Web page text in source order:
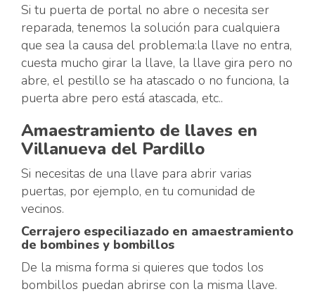
Si tu puerta de portal no abre o necesita ser
reparada, tenemos la solución para cualquiera
que sea la causa del problema:la llave no entra,
cuesta mucho girar la llave, la llave gira pero no
abre, el pestillo se ha atascado o no funciona, la
puerta abre pero está atascada, etc..
Amaestramiento de llaves en
Villanueva del Pardillo
Si necesitas de una llave para abrir varias
puertas, por ejemplo, en tu comunidad de
vecinos.
Cerrajero especiliazado en amaestramiento
de bombines y bombillos
De la misma forma si quieres que todos los
bombillos puedan abrirse con la misma llave.